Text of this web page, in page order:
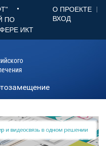
•
ПО
ИКТ
О ПРОЕКТЕ
ВХОД